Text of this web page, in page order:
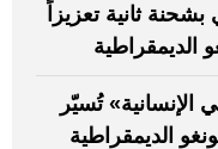
ثانية تعزيزاً
الديمقراطية
تُسيّر
الديمقراطية